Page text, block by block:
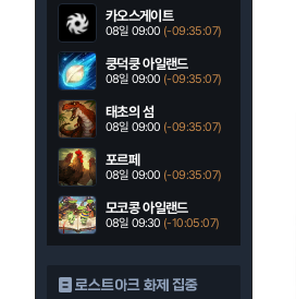
카오스게이트
08일 09:00 (-09:35:05)
쿵덕쿵 아일랜드
08일 09:00 (-09:35:05)
태초의 섬
08일 09:00 (-09:35:05)
포르페
08일 09:00 (-09:35:05)
모코콩 아일랜드
08일 09:30 (-10:05:05)
로스트아크 화제 집중